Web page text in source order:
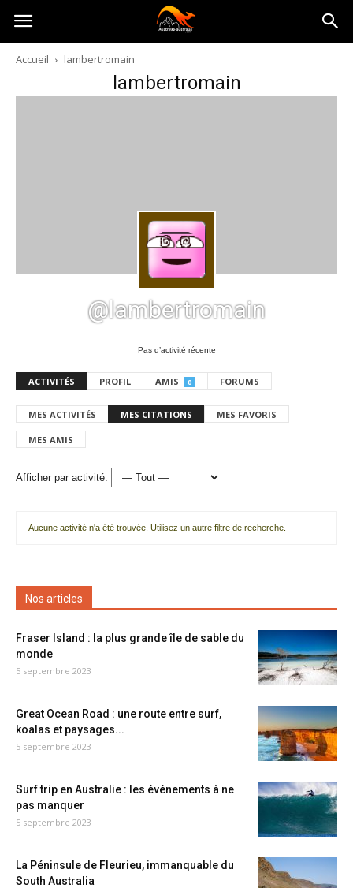
Australia-
australie.com
Accueil lambertromain
lambertromain
@lambertromain
Pas d’activité récente
ACTIVITÉS PROFIL AMIS 0 FORUMS
MES ACTIVITÉS MES CITATIONS MES FAVORIS
MES AMIS
Afficher par activité:
Aucune activité n'a été trouvée. Utilisez un autre filtre de recherche.
Nos articles
Fraser Island : la plus grande île de sable du
monde
5 septembre 2023
Great Ocean Road : une route entre surf,
koalas et paysages...
5 septembre 2023
Surf trip en Australie : les événements à ne
pas manquer
5 septembre 2023
La Péninsule de Fleurieu, immanquable du
South Australia